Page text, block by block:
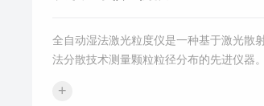
全自动湿法激光粒度仪是一种基于激光散
法分散技术测量颗粒粒径分布的先进仪器
这些悬浮的颗粒上，颗粒会向各个方向散
+